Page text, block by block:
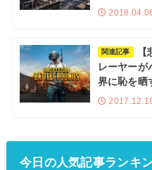
関連記事
レーヤーが
界に恥を晒
今日の人気記事ランキ